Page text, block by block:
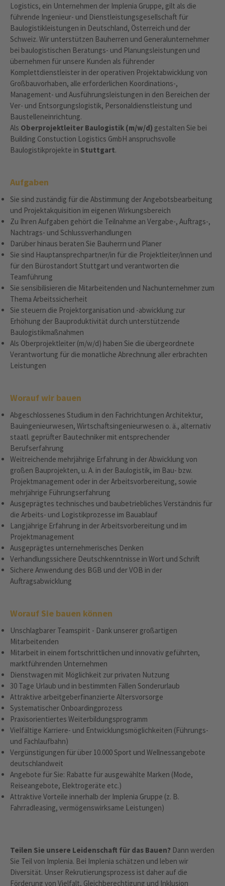
Logistics, ein Unternehmen der Implenia Gruppe, gilt als die
führende Ingenieur- und Dienstleistungsgesellschaft für
Baulogistikleistungen in Deutschland, Österreich und der
Schweiz. Wir unterstützen Bauherren und Generalunternehmer
bei baulogistischen Beratungs- und Planungsleistungen und
übernehmen für unsere Kunden als führender
Komplettdienstleister in der operativen Projektabwicklung von
Großbauvorhaben, alle erforderlichen Koordinations-,
Management- und Ausführungsleistungen in den Bereichen der
Ver- und Entsorgungslogistik, Personaldienstleistung und
Baustelleneinrichtung.
Als Oberprojektleiter Baulogistik (m/w/d) gestalten Sie bei
Building Constuction Logistics GmbH anspruchsvolle
Baulogistikprojekte in Stuttgart.
Aufgaben
Sie sind zuständig für die Abstimmung der Angebotsbearbeitung
und Projektakquisition im eigenen Wirkungsbereich
Zu Ihren Aufgaben gehört die Teilnahme an Vergabe-, Auftrags-,
Nachtrags- und Schlussverhandlungen
Darüber hinaus beraten Sie Bauherrn und Planer
Sie sind Hauptansprechpartner/in für die Projektleiter/innen und
für den Bürostandort Stuttgart und verantworten die
Teamführung
Sie sensibilisieren die Mitarbeitenden und Nachunternehmer zum
Thema Arbeitssicherheit
Sie steuern die Projektorganisation und -abwicklung zur
Erhöhung der Bauproduktivität durch unterstützende
Baulogistikmaßnahmen
Als Oberprojektleiter (m/w/d) haben Sie die übergeordnete
Verantwortung für die monatliche Abrechnung aller erbrachten
Leistungen
Worauf wir bauen
Abgeschlossenes Studium in den Fachrichtungen Architektur,
Bauingenieurwesen, Wirtschaftsingenieurwesen o. ä., alternativ
staatl. geprüfter Bautechniker mit entsprechender
Berufserfahrung
Weitreichende mehrjährige Erfahrung in der Abwicklung von
großen Bauprojekten, u. A. in der Baulogistik, im Bau- bzw.
Projektmanagement oder in der Arbeitsvorbereitung, sowie
mehrjährige Führungserfahrung
Ausgeprägtes technisches und baubetriebliches Verständnis für
die Arbeits- und Logistikprozesse im Bauablauf
Langjährige Erfahrung in der Arbeitsvorbereitung und im
Projektmanagement
Ausgeprägtes unternehmerisches Denken
Verhandlungssichere Deutschkenntnisse in Wort und Schrift
Sichere Anwendung des BGB und der VOB in der
Auftragsabwicklung
Worauf Sie bauen können
Unschlagbarer Teamspirit - Dank unserer großartigen
Mitarbeitenden
Mitarbeit in einem fortschrittlichen und innovativ geführten,
marktführenden Unternehmen
Dienstwagen mit Möglichkeit zur privaten Nutzung
30 Tage Urlaub und in bestimmten Fällen Sonderurlaub
Attraktive arbeitgeberfinanzierte Altersvorsorge
Systematischer Onboardingprozess
Praxisorientiertes Weiterbildungsprogramm
Vielfältige Karriere- und Entwicklungsmöglichkeiten (Führungs-
und Fachlaufbahn)
Vergünstigungen für über 10.000 Sport und Wellnessangebote
deutschlandweit
Angebote für Sie: Rabatte für ausgewählte Marken (Mode,
Reiseangebote, Elektrogeräte etc.)
Attraktive Vorteile innerhalb der Implenia Gruppe (z. B.
Fahrradleasing, vermögenswirksame Leistungen)
Teilen Sie unsere Leidenschaft für das Bauen? Dann werden
Sie Teil von Implenia. Bei Implenia schätzen und leben wir
Diversität. Unser Rekrutierungsprozess ist daher auf die
Förderung von Vielfalt, Gleichberechtigung und Inklusion